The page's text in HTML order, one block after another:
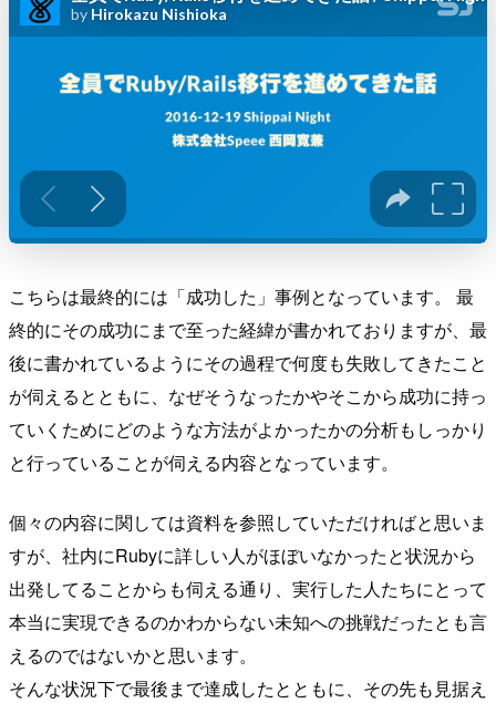
こちらは最終的には「成功した」事例となっています。 最
終的にその成功にまで至った経緯が書かれておりますが、最
後に書かれているようにその過程で何度も失敗してきたこと
が伺えるとともに、なぜそうなったかやそこから成功に持っ
ていくためにどのような方法がよかったかの分析もしっかり
と行っていることが伺える内容となっています。
個々の内容に関しては資料を参照していただければと思いま
すが、社内にRubyに詳しい人がほぼいなかったと状況から
出発してることからも伺える通り、実行した人たちにとって
本当に実現できるのかわからない未知への挑戦だったとも言
えるのではないかと思います。
そんな状況下で最後まで達成したとともに、その先も見据え